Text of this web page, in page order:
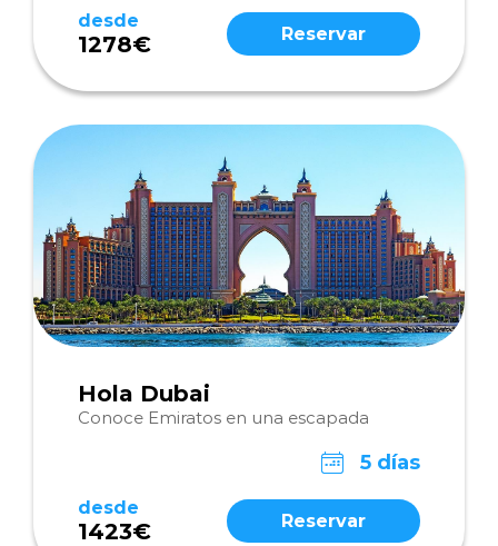
desde
1278€ Reservar
Hola Dubai
Conoce Emiratos en una escapada
5 días
desde
1423€ Reservar